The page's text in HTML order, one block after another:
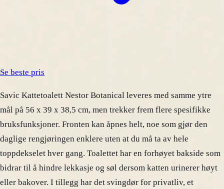
Se beste pris
Savic Kattetoalett Nestor Botanical leveres med samme ytre
mål på 56 x 39 x 38,5 cm, men trekker frem flere spesifikke
bruksfunksjoner. Fronten kan åpnes helt, noe som gjør den
daglige rengjøringen enklere uten at du må ta av hele
toppdekselet hver gang. Toalettet har en forhøyet bakside som
bidrar til å hindre lekkasje og søl dersom katten urinerer høyt
eller bakover. I tillegg har det svingdør for privatliv, et